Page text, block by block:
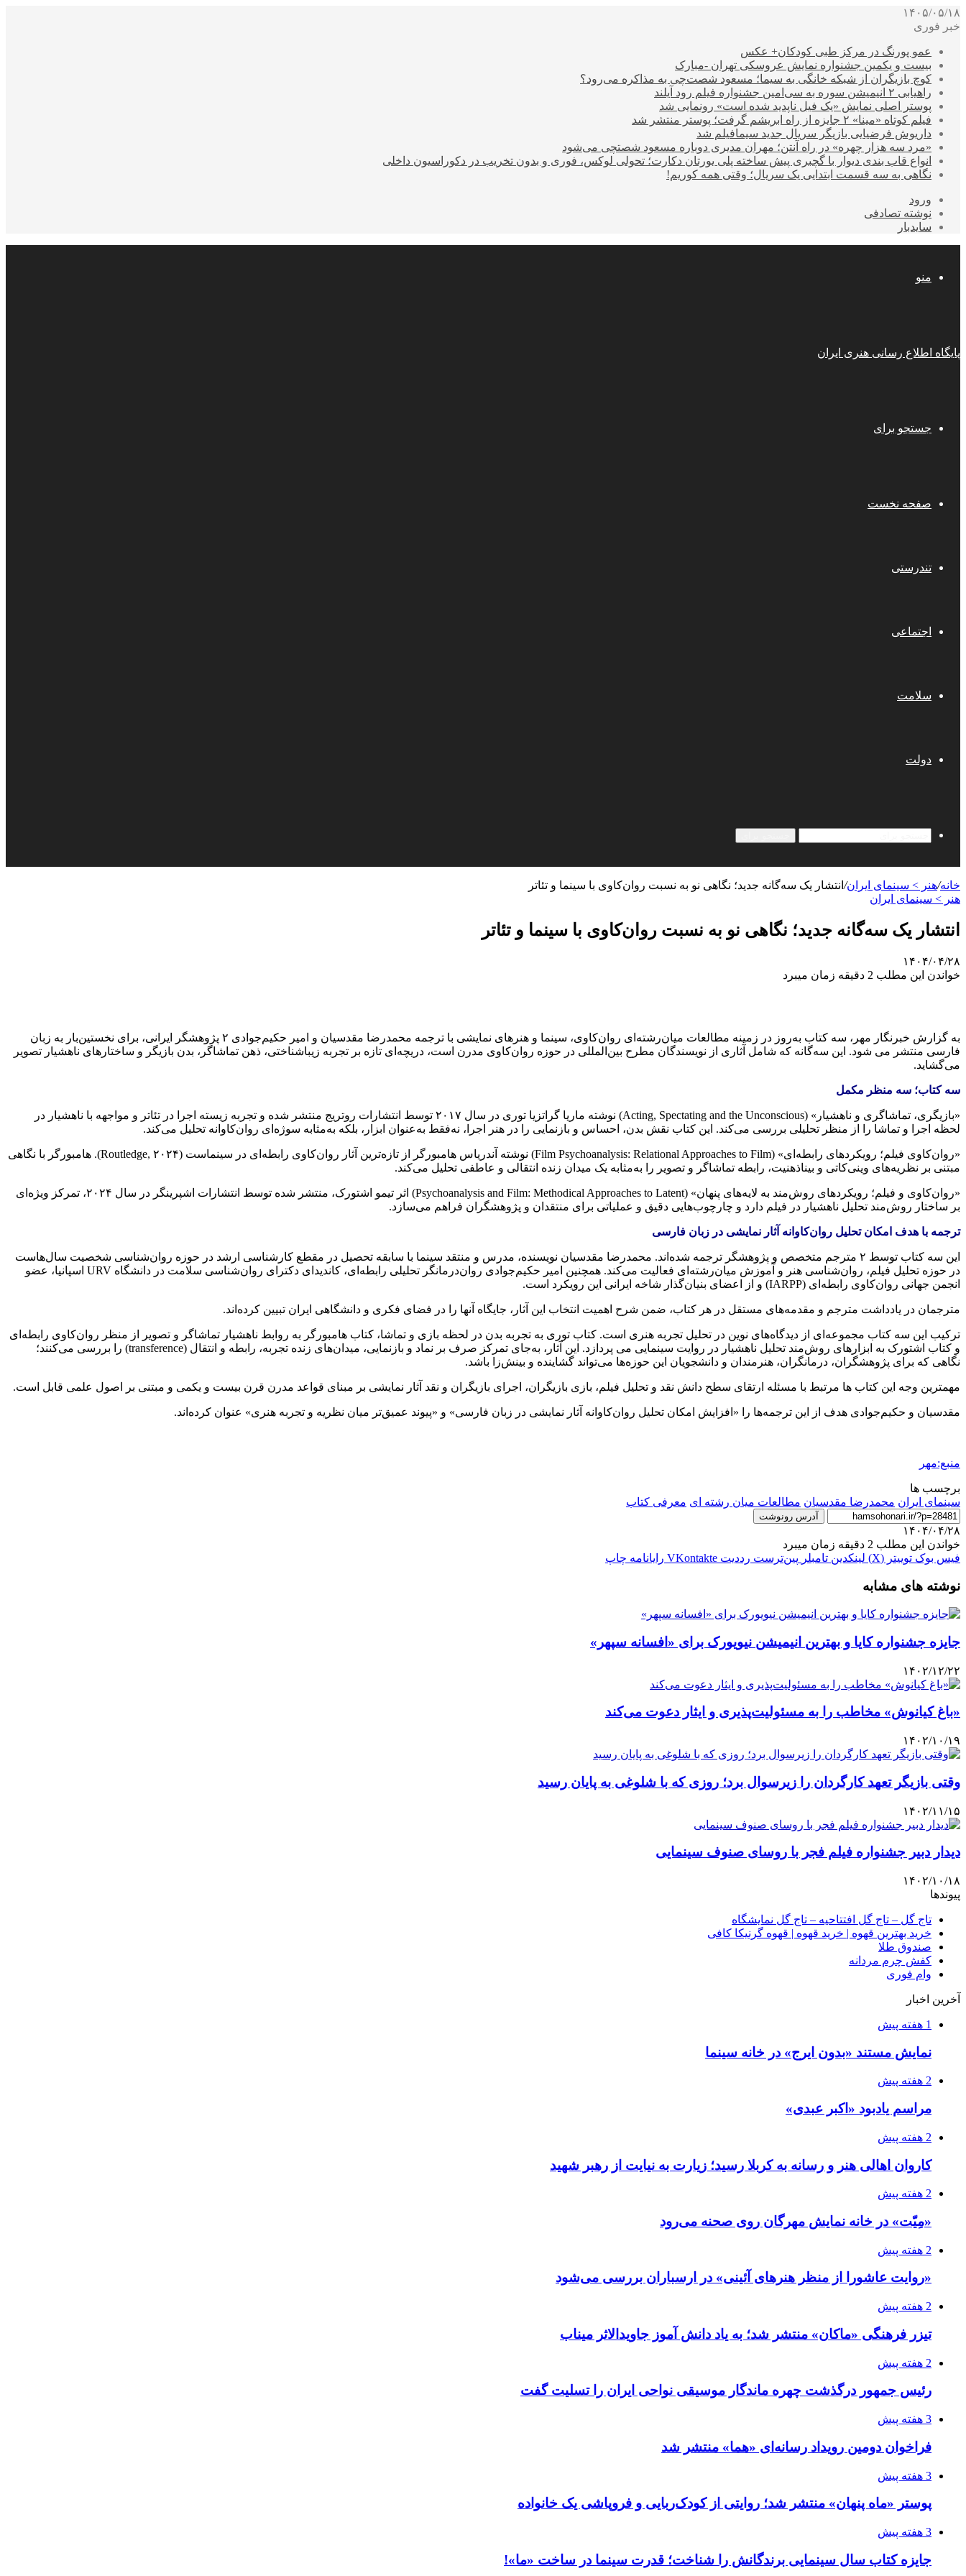
۱۴۰۵/۰۵/۱۸
خبر فوری
عمو پورنگ در مرکز طبی کودکان+ عکس
بیست و یکمین جشنواره نمایش عروسکی تهران -مبارک
کوچ بازیگران از شبکه خانگی به سیما؛ مسعود شصت‌چی به مذاکره می‌رود؟
راهیابی ۲ انیمیشن سوره به سی‌امین جشنواره فیلم رود آیلند
پوستر اصلی نمایش «یک فیل ناپدید شده است» رونمایی شد
فیلم کوتاه «مینا» ۲ جایزه از راه ابریشم گرفت؛ پوستر منتشر شد
داریوش فرضیایی بازیگر سریال جدید سیمافیلم شد
«مرد سه هزار چهره» در راه آنتن؛ مهران مدیری دوباره مسعود شصتچی می‌شود
انواع قاب بندی دیوار با گچبری پیش ساخته پلی یورتان دکارت؛ تحولی لوکس، فوری و بدون تخریب در دکوراسیون داخلی
نگاهی به سه قسمت ابتدایی یک سریال؛ وقتی همه کوریم!
ورود
نوشته تصادفی
سایدبار
منو
پایگاه اطلاع رسانی هنری ایران
جستجو برای
صفحه نخست
تندرستی
اجتماعی
سلامت
دولت
خانه/هنر > سینمای ایران/ انتشار یک سه‌گانه‌ جدید؛ نگاهی نو به نسبت روان‌کاوی با سینما و تئاتر
هنر > سینمای ایران
انتشار یک سه‌گانه‌ جدید؛ نگاهی نو به نسبت روان‌کاوی با سینما و تئاتر
۱۴۰۴/۰۴/۲۸
خواندن این مطلب 2 دقیقه زمان میبرد
به گزارش خبرنگار مهر، سه کتاب به‌روز در زمینه مطالعات میان‌رشته‌ای روان‌کاوی، سینما و هنرهای نمایشی با ترجمه محمدرضا مقدسیان و امیر حکیم‌جوادی ۲ پژوهشگر ایرانی، برای نخستین‌بار به زبان
فارسی منتشر می شود. این سه‌گانه که شامل آثاری از نویسندگان مطرح بین‌المللی در حوزه روان‌کاوی مدرن است، دریچه‌ای تازه بر تجربه زیباشناختی، ذهن تماشاگر، بدن بازیگر و ساختارهای ناهشیار تصویر
می‌گشاید.
سه کتاب؛ سه منظر مکمل
«بازیگری، تماشاگری و ناهشیار» (Acting, Spectating and the Unconscious) نوشته ماریا گراتزیا توری در سال ۲۰۱۷ توسط انتشارات روتریج منتشر شده و تجربه زیسته اجرا در تئاتر و مواجهه با ناهشیار در
لحظه اجرا و تماشا را از منظر تحلیلی بررسی می‌کند. این کتاب نقش بدن، احساس و بازنمایی را در هنر اجرا، نه‌فقط به‌عنوان ابزار، بلکه به‌مثابه سوژه‌ای روان‌کاوانه تحلیل می‌کند.
«روان‌کاوی فیلم؛ رویکردهای رابطه‌ای» (Film Psychoanalysis: Relational Approaches to Film) نوشته آندریاس هامبورگر از تازه‌ترین آثار روان‌کاوی رابطه‌ای در سینماست (Routledge, ۲۰۲۴). هامبورگر با نگاهی
مبتنی بر نظریه‌های وینی‌کاتی و بیناذهنیت، رابطه تماشاگر و تصویر را به‌مثابه یک میدان زنده انتقالی و عاطفی تحلیل می‌کند.
«روان‌کاوی و فیلم؛ رویکردهای روش‌مند به لایه‌های پنهان» (Psychoanalysis and Film: Methodical Approaches to Latent) اثر تیمو اشتورک، منتشر شده توسط انتشارات اشپرینگر در سال ۲۰۲۴، تمرکز ویژه‌ای
بر ساختار روش‌مند تحلیل ناهشیار در فیلم دارد و چارچوب‌هایی دقیق و عملیاتی برای منتقدان و پژوهشگران فراهم می‌سازد.
ترجمه با هدف امکان تحلیل روان‌کاوانه آثار نمایشی در زبان فارسی
این سه کتاب توسط ۲ مترجم متخصص و پژوهشگر ترجمه شده‌اند. محمدرضا مقدسیان نویسنده، مدرس و منتقد سینما با سابقه تحصیل در مقطع کارشناسی ارشد در حوزه روان‌شناسی شخصیت سال‌هاست
در حوزه تحلیل فیلم، روان‌شناسی هنر و آموزش میان‌رشته‌ای فعالیت می‌کند. همچنین امیر حکیم‌جوادی روان‌درمانگر تحلیلی رابطه‌ای، کاندیدای دکترای روان‌شناسی سلامت در دانشگاه URV اسپانیا، عضو
انجمن جهانی روان‌کاوی رابطه‌ای (IARPP) و از اعضای بنیان‌گذار شاخه ایرانی این رویکرد است.
مترجمان در یادداشت مترجم و مقدمه‌های مستقل در هر کتاب، ضمن شرح اهمیت انتخاب این آثار، جایگاه آنها را در فضای فکری و دانشگاهی ایران تبیین کرده‌اند.
ترکیب این سه کتاب مجموعه‌ای از دیدگاه‌های نوین در تحلیل تجربه هنری است. کتاب توری به تجربه بدن در لحظه بازی و تماشا، کتاب هامبورگر به روابط ناهشیار تماشاگر و تصویر از منظر روان‌کاوی رابطه‌ای
و کتاب اشتورک به ابزارهای روش‌مند تحلیل ناهشیار در روایت سینمایی می پردازد. این آثار، به‌جای تمرکز صرف بر نماد و بازنمایی، میدان‌های زنده تجربه، رابطه و انتقال (transference) را بررسی می‌کنند؛
نگاهی که برای پژوهشگران، درمانگران، هنرمندان و دانشجویان این حوزه‌ها می‌تواند گشاینده و بینش‌زا باشد.
مهمترین وجه این کتاب ها مرتبط با مسئله ارتقای سطح دانش نقد و تحلیل فیلم، بازی بازیگران، اجرای بازیگران و نقد آثار نمایشی بر مبنای قواعد مدرن قرن بیست و یکمی و مبتنی بر اصول علمی قابل است.
مقدسیان و حکیم‌جوادی هدف از این ترجمه‌ها را «افزایش امکان تحلیل روان‌کاوانه آثار نمایشی در زبان فارسی» و «پیوند عمیق‌تر میان نظریه و تجربه هنری» عنوان کرده‌اند.
منبع:مهر
برچسب ها
سینمای ایران محمدرضا مقدسیان مطالعات میان رشته ای معرفی کتاب
آدرس رونوشت
۱۴۰۴/۰۴/۲۸
خواندن این مطلب 2 دقیقه زمان میبرد
فیس بوک توییتر (X) لینکدین ‫تامبلر ‫پین‌ترست ‫رددیت ‫VKontakte رایانامه چاپ
نوشته های مشابه
جایزه جشنواره کایا و بهترین انیمیشن نیویورک برای «افسانه سپهر»
۱۴۰۲/۱۲/۲۲
«باغ کیانوش» مخاطب را به مسئولیت‌پذیری و ایثار دعوت می‌کند
۱۴۰۲/۱۰/۱۹
وقتی بازیگر تعهد کارگردان را زیرسوال برد؛ روزی که با شلوغی به پایان رسید
۱۴۰۲/۱۱/۱۵
دیدار دبیر جشنواره فیلم فجر با روسای صنوف سینمایی
۱۴۰۲/۱۰/۱۸
پیوندها
تاج گل – تاج گل افتتاحیه – تاج گل نمایشگاه
خرید بهترین قهوه | خرید قهوه | قهوه گرنیکا کافی
صندوق طلا
کفش چرم مردانه
وام فوری
آخرین اخبار
1 هفته پیش
نمایش مستند «بدون ایرج» در خانه سینما
2 هفته پیش
مراسم یادبود «اکبر عبدی»
2 هفته پیش
کاروان اهالی هنر و رسانه به کربلا رسید؛ زیارت به نیایت از رهبر شهید
2 هفته پیش
«مِیّت» در خانه نمایش مهرگان روی صحنه می‌رود
2 هفته پیش
«روایت عاشورا از منظر هنرهای آئینی» در ارسباران بررسی می‌شود
2 هفته پیش
تیزر فرهنگی «ماکان» منتشر شد؛ به یاد دانش آموز جاویدالاثر میناب
2 هفته پیش
رئیس جمهور درگذشت چهره ماندگار موسیقی نواحی ایران را تسلیت گفت
3 هفته پیش
فراخوان دومین رویداد رسانه‌ای «هما» منتشر شد
3 هفته پیش
پوستر «ماه پنهان» منتشر شد؛ روایتی از کودک‌ربایی و فروپاشی یک خانواده
3 هفته پیش
جایزه کتاب سال سینمایی برندگانش را شناخت؛ قدرت سینما در ساخت «ما»!